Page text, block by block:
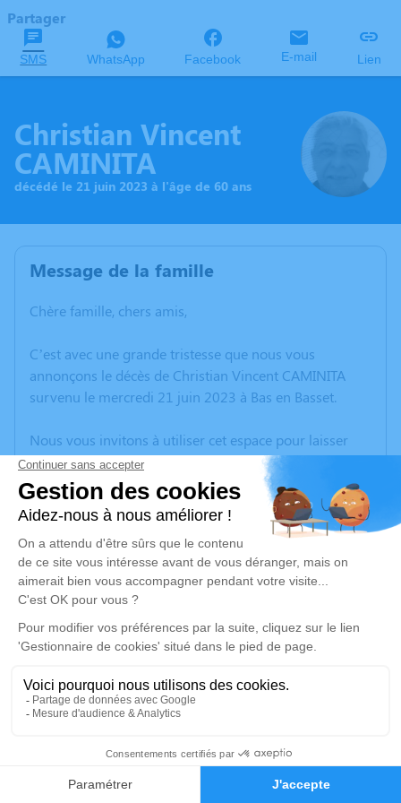
Faire-part Hommages
Partager
SMS WhatsApp Facebook E-mail Lien
Christian Vincent
CAMINITA
décédé le 21 juin 2023 à l'âge de 60 ans
Message de la famille
Chère famille, chers amis,
C’est avec une grande tristesse que nous vous
annonçons le décès de Christian Vincent CAMINITA
survenu le mercredi 21 juin 2023 à Bas en Basset.
Nous vous invitons à utiliser cet espace pour laisser
vos condoléances, partager des photos souvenirs, une
anecdote ou exprimer vos pensées à travers des
poèmes ou des textes. Cet endroit est un lieu
d'expression dédié à honorer la mémoire de Christian
Vincent CAMINITA.
Un service de plantation d’arbre hommage est
disponible ici.
Je rends hommage
Cérémonie civile
Crematorium de Saint-Étienne
43 Rue Alfred Colombet